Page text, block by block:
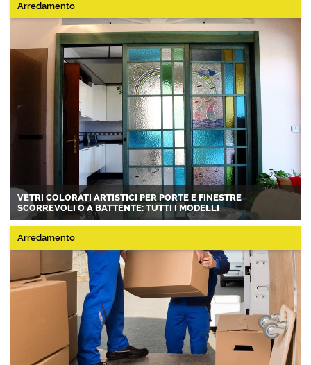
Arredamento
VETRI COLORATI ARTISTICI PER PORTE E FINESTRE
SCORREVOLI O A BATTENTE: TUTTI I MODELLI
Arredamento